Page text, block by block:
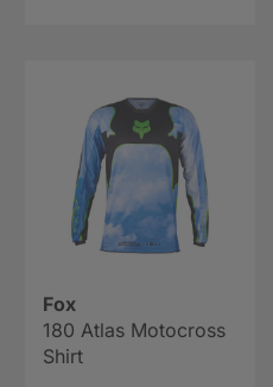
Fox
180 Atlas Motocross
Shirt